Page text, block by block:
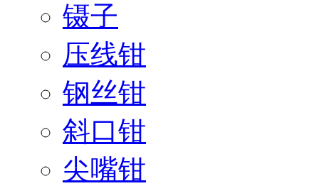
镊子
压线钳
钢丝钳
斜口钳
尖嘴钳